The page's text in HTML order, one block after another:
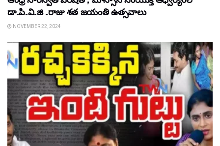
డా.పి.వి.జి .రాజు శత జయంతి ఉత్సవాలు
NOVEMBER 22, 2024